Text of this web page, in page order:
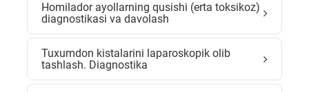
Homilador ayollarning qusishi (erta toksikoz)
diagnostikasi va davolash
Tuxumdon kistalarini laparoskopik olib
tashlash. Diagnostika